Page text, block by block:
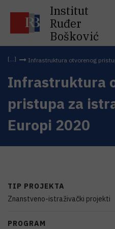
Institut
Ruđer
Bošković
Infrastruktura otvorenog
Infrastruktura
pristupa za
Europi 2020
TIP PROJEKTA
Znanstveno-istraživački projekti
PROGRAM